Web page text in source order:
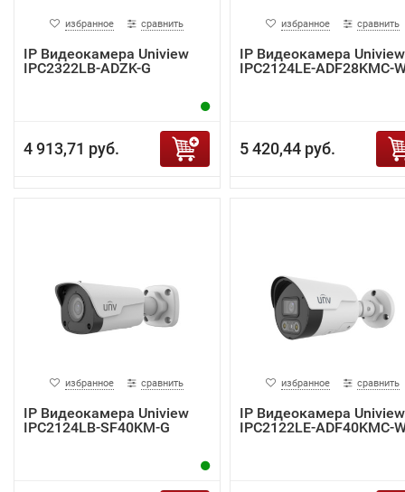
избранное сравнить
IP Видеокамера Uniview
IPC2322LB-ADZK-G
4 913,71 руб.
избранное сравнить
IP Видеокамера Uniview
IPC2124LE-ADF28KMC-
5 420,44 руб.
избранное сравнить
IP Видеокамера Uniview
IPC2124LB-SF40KM-G
избранное сравнить
IP Видеокамера Uniview
IPC2122LE-ADF40KMC-